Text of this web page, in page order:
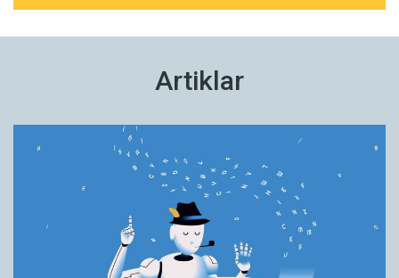
Artiklar